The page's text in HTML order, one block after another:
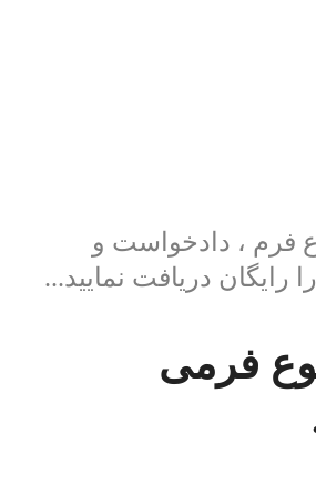
از ۱۵۰۰ نوع فرم ، دادخواست و
رایگان دریافت نمایید...
فرمی